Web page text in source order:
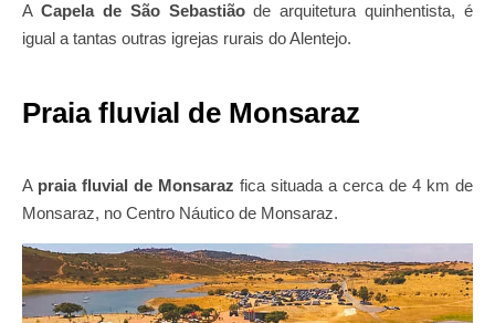
A Capela de São Sebastiãode arquitetura quinhentista, é
igual a tantas outras igrejas rurais do Alentejo.
Praia fluvial de Monsaraz
A praia fluvial de Monsaraz fica situada a cerca de 4 km de
Monsaraz, no Centro Náutico de Monsaraz.